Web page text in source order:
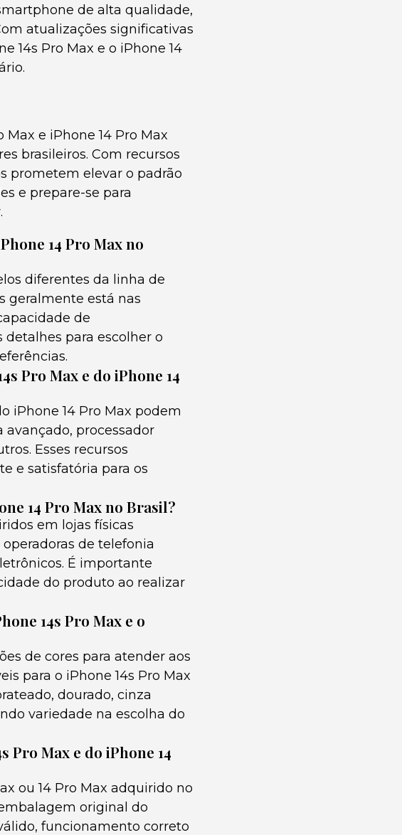
de alta qualidade,
atualizações significativas
14s Pro Max e o iPhone 14
e iPhone 14 Pro Max
brasileiros. Com recursos
prometem elevar o padrão
e prepare-se para
14 Pro Max no
diferentes da linha de
geralmente está nas
de
para escolher o
Pro Max e do iPhone 14
iPhone 14 Pro Max podem
avançado, processador
Esses recursos
e satisfatória para os
14 Pro Max no Brasil?
em lojas físicas
de telefonia
É importante
do produto ao realizar
14s Pro Max e o
de cores para atender aos
para o iPhone 14s Pro Max
dourado, cinza
variedade na escolha do
Pro Max e do iPhone 14
ou 14 Pro Max adquirido no
original do
funcionamento correto